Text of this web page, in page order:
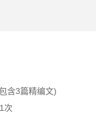
含3篇精编文)
次